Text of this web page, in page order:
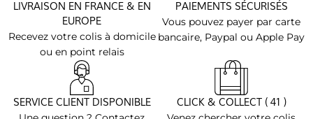
LIVRAISON EN FRANCE & EN
EUROPE
Recevez votre colis à domicile
ou en point relais
PAIEMENTS SÉCURISÉS
Vous pouvez payer par carte
bancaire, Paypal ou Apple Pay
SERVICE CLIENT DISPONIBLE CLICK & COLLECT ( 41 )